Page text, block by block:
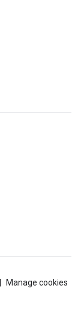
Manage cookies